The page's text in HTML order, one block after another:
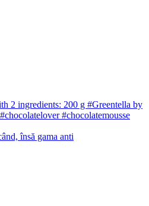
însă gama anti